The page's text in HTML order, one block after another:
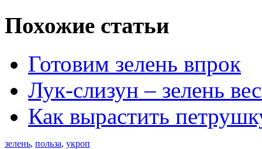
Похожие статьи
Готовим зелень впрок
Лук-слизун – зелень
Как вырастить
зелень, польза, укроп